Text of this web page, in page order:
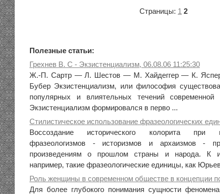
Страницы: 1 2
Полезные статьи:
Грехнев В. С - Экзистенциализм, 06.08.06 11:25:30
Ж.-П. Сартр — Л. Шестов — М. Хайдеггер — К.
Бубер Экзистенциализм, или философия
популярных и влиятельных течений
Экзистенциализм формировался в перво ...
Стилистическое использование фразеологических
Воссоздание исторического колорита при
фразеологизмов - историзмов и архаизмов -
произведениям о прошлом страны и народа. К
например, такие фразеологические единицы, как
Роль женщины в современном обществе в концепции
Для более глубокого понимания сущности